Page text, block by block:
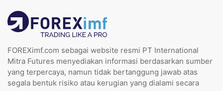
FOREXimf.com sebagai website resmi PT International
Mitra Futures menyediakan informasi berdasarkan sumber
yang terpercaya, namun tidak bertanggung jawab atas
segala bentuk risiko atau kerugian yang dialami secara